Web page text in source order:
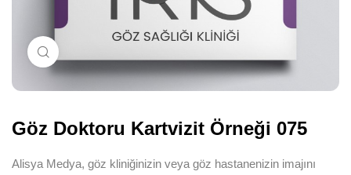
Göz Doktoru Kartvizit Örneği 075
Alisya Medya, göz kliniğinizin veya göz hastanenizin imajını